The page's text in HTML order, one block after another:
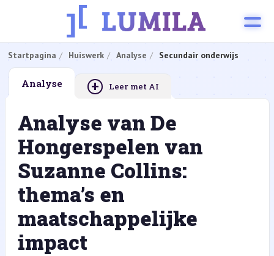
Startpagina Huiswerk Analyse Secundair onderwijs
Analyse + Leer met AI
Analyse van De
Hongerspelen van
Suzanne Collins:
thema’s en
maatschappelijke
impact